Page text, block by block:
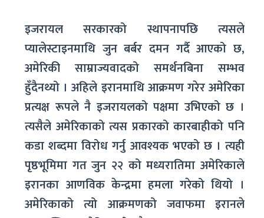
इजरायल सरकारको स्थापनापछि त्यसले
प्यालेस्टाइनमाथि जुन बर्बर दमन गर्दै आएको छ,
अमेरिकी साम्राज्यवादको समर्थनबिना सम्भव
हुँदैनथ्यो । अहिले इरानमाथि आक्रमण गरेर अमेरिका
प्रत्यक्ष रूपले नै इजरायलको पक्षमा उभिएको छ ।
त्यसैले अमेरिकाको त्यस प्रकारको कारबाहीको पनि
कडा शब्दमा विरोध गर्नु आवश्यक भएको छ । त्यही
पृष्ठभूमिमा गत जुन २२ को मध्यरातिमा अमेरिकाले
इरानका आणविक केन्द्रमा हमला गरेको थियो ।
अमेरिकाको त्यो आक्रमणको जवाफमा इरानले